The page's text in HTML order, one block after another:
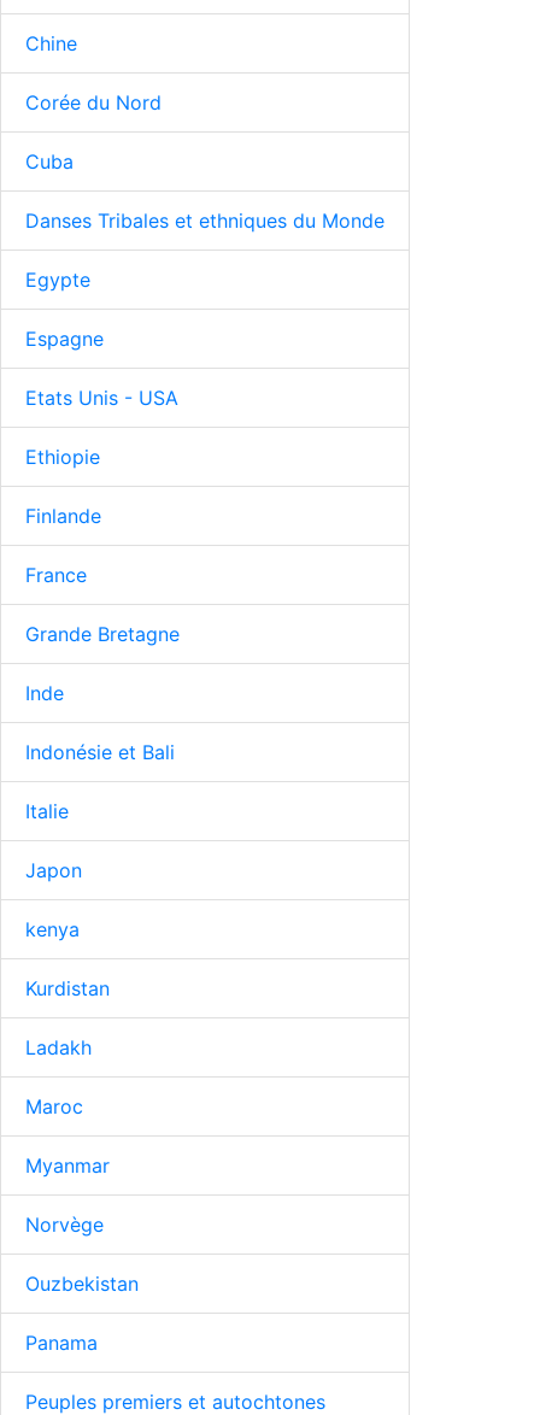
Chine
Corée du Nord
Cuba
Danses Tribales et ethniques du Monde
Egypte
Espagne
Etats Unis - USA
Ethiopie
Finlande
France
Grande Bretagne
Inde
Indonésie et Bali
Italie
Japon
kenya
Kurdistan
Ladakh
Maroc
Myanmar
Norvège
Ouzbekistan
Panama
Peuples premiers et autochtones